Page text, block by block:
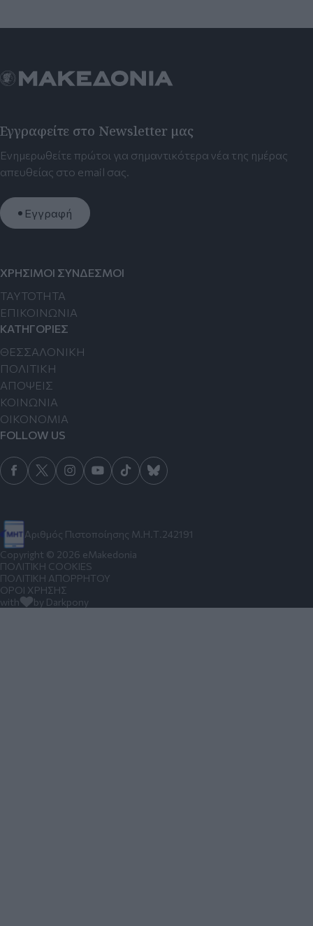
Εγγραφείτε στο Newsletter μας
Ενημερωθείτε πρώτοι για σημαντικότερα νέα της ημέρας
απευθείας στο email σας.
Εγγραφή
Αριθμός Πιστοποίησης Μ.Η.Τ.242191
ΧΡΗΣΙΜΟΙ ΣΥΝΔΕΣΜΟΙ
TAYTOTHTA
ΕΠΙΚΟΙΝΩΝΙΑ
ΚΑΤΗΓΟΡΙΕΣ
ΘΕΣΣΑΛΟΝΙΚΗ
ΠΟΛΙΤΙΚΗ
ΑΠΟΨΕΙΣ
ΚΟΙΝΩΝΙΑ
ΟΙΚΟΝΟΜΙΑ
FOLLOW US
Copyright © 2026 eMakedonia
ΠΟΛΙΤΙΚΗ COOKIES
ΠΟΛΙΤΙΚΗ ΑΠΟΡΡΗΤΟΥ
ΟΡΟΙ ΧΡΗΣΗΣ
with
by Darkpony